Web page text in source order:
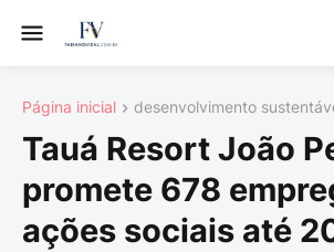
Página inicial desenvolvimento
Tauá Resort João
promete 678
ações sociais até